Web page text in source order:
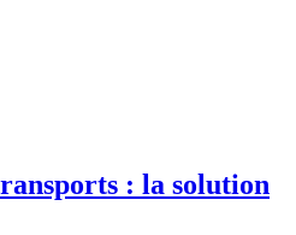
: la solution